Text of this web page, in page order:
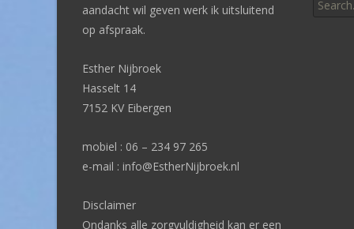
aandacht wil geven werk ik uitsluitend
op afspraak.
Esther Nijbroek
Hasselt 14
7152 KV Eibergen
mobiel : 06 – 234 97 265
e-mail : info@EstherNijbroek.nl
Disclaimer
Ondanks alle zorgvuldigheid kan er een
for: